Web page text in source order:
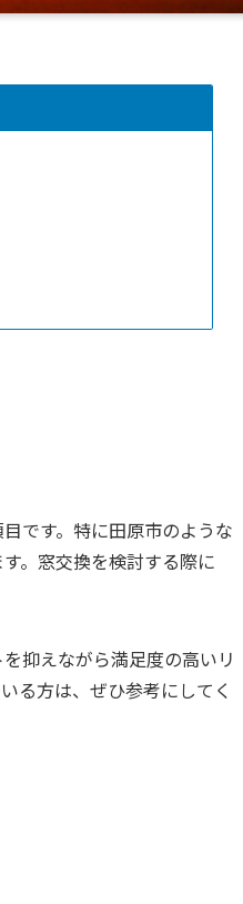
です。特に田原市のような
。窓交換を検討する際に
抑えながら満足度の高いリ
る方は、ぜひ参考にしてく